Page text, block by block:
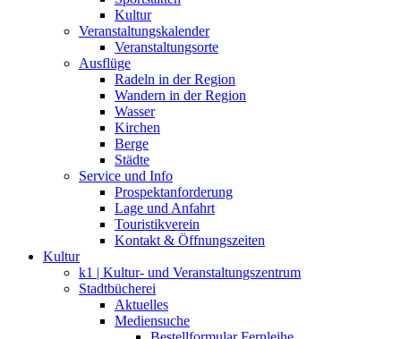
Kultur
Veranstaltungskalender
Veranstaltungsorte
Ausflüge
Radeln in der Region
Wandern in der Region
Wasser
Kirchen
Berge
Städte
Service und Info
Prospektanforderung
Lage und Anfahrt
Touristikverein
Kontakt & Öffnungszeiten
Kultur
k1 | Kultur- und Veranstaltungszentrum
Stadtbücherei
Aktuelles
Mediensuche